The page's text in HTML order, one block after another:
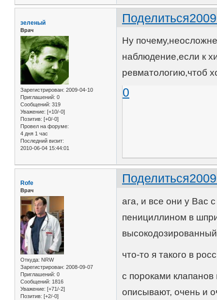
Поделиться
зеленый
Врач
Зарегистрирован: 2009-04-10
Приглашений: 0
Сообщений: 319
Уважение: [+10/-0]
Позитив: [+0/-0]
Провел на форуме:
4 дня 1 час
Последний визит:
2010-06-04 15:44:01
Ну
наблюдение,если к
ревматологию,чтоб
0
Поделиться
Rofe
Врач
Откуда: NRW
Зарегистрирован: 2008-09-07
Приглашений: 0
Сообщений: 1816
Уважение: [+71/-2]
Позитив: [+2/-0]
ага, и все они у Вас
пенициллином в
что-то я такого в
с пороками клапанов
описывают, очень и